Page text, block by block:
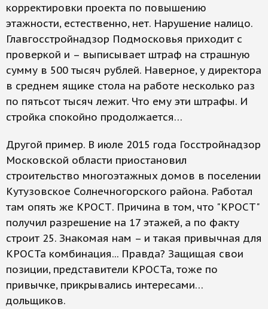
корректировки проекта по повышению
этажности, естественно, нет. Нарушение налицо.
Главгосстройнадзор Подмосковья приходит с
проверкой и – выписывает штраф на страшную
сумму в 500 тысяч рублей. Наверное, у директора
в среднем ящике стола на работе несколько раз
по пятьсот тысяч лежит. Что ему эти штрафы. И
стройка спокойно продолжается…
Другой пример. В июле 2015 года Госстройнадзор
Московской области приостановил
строительство многоэтажных домов в поселении
Кутузовское Солнечногорского района. Работал
там опять же КРОСТ. Причина в том, что "КРОСТ"
получил разрешение на 17 этажей, а по факту
строит 25. Знакомая нам – и такая привычная для
КРОСТа комбинация... Правда? Защищая свои
позиции, представители КРОСТа, тоже по
привычке, прикрывались интересами…
дольщиков.